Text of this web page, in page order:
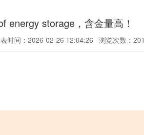
energy storage，含金量高！
时间：2026-02-26 12:04:26 浏览次数：201